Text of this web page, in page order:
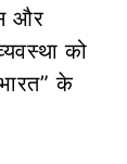
और
को
के